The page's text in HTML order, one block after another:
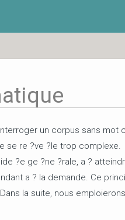
un corpus sans
se re ?ve ?le trop complexe.
?e ge ?ne ?rale, a ?
a ? la demande. Ce
la suite, nous